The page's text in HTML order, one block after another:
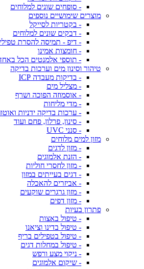
- סופחים שונים למלוחים
מוצרים שימושיים נוספים
- בקטריות לסייקל
- דבקים שונים למלוחים
- דיפ - תמיסה להסרת
- חומצות אמינו
- תוספי אלמנטים הכל
טיהור וסינון מים וערכות בדיקה
- בדיקות מעבדה ICP
- מצליל מים
- אוסמוזה הפוכה ושרף
- מדי מליחות
- ערכות בדיקה ידניות
- סינון, פרלון, פחם ועוד
- סנני UVC
מזון למים מלוחים
- מזון לדגים
- הזנת אלמוגים
- מזון לחסרי חוליות
- דגים בעייתים במזון
- אביזרים להאכלה
- מזון גרגרים שוקעים
- מזון דפים
פתרון בעיות
- טיפול באצות
- טיפול בדינו וציאנו
- טיפול בטפילים בריף
- טיפול במחלות דגים
- ניקוי מצע ורפש
- שיקום אלמוגים